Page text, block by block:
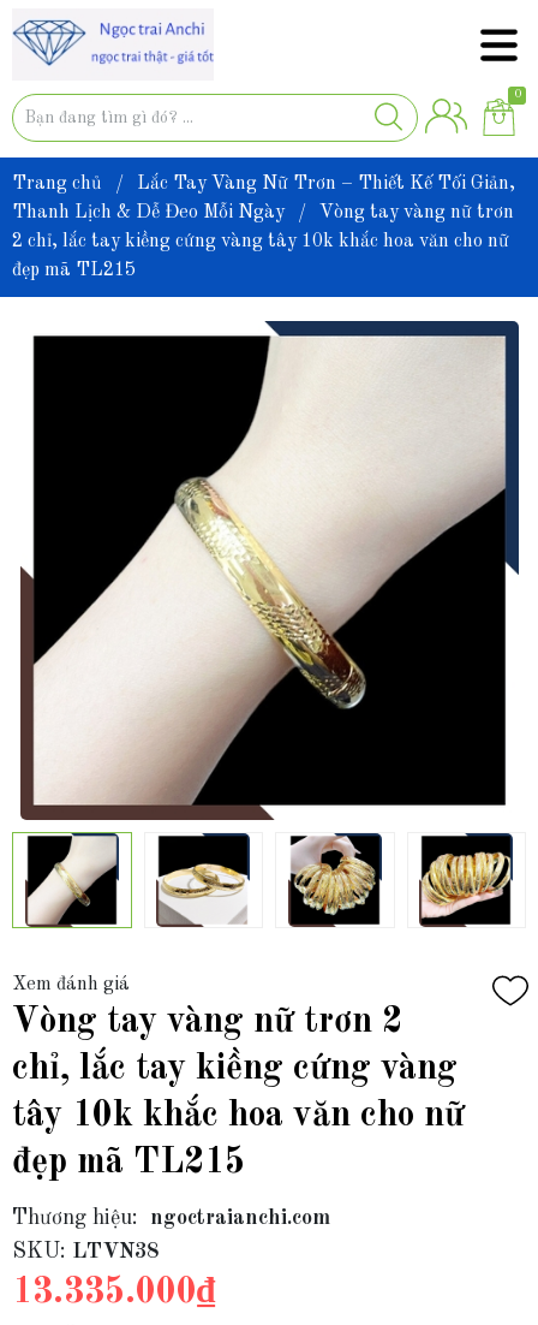
0
Trang chủ /
Lắc Tay Vàng Nữ Trơn – Thiết Kế Tối Giản,
Thanh Lịch & Dễ Đeo Mỗi Ngày
/
Vòng tay vàng nữ trơn
2 chỉ, lắc tay kiềng cứng vàng tây 10k khắc hoa văn cho nữ
đẹp mã TL215
Xem đánh giá
Vòng tay vàng nữ trơn 2
chỉ, lắc tay kiềng cứng vàng
tây 10k khắc hoa văn cho nữ
đẹp mã TL215
Thương hiệu:
ngoctraianchi.com
SKU: LTVN38
13.335.000₫